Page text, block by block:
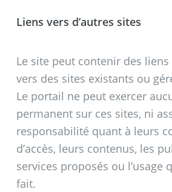
Liens vers d’autres sites
Le site peut contenir des
vers des sites existants ou
Le portail ne peut exercer
permanent sur ces sites, ni
responsabilité quant à leurs
d’accès, leurs contenus, les
services proposés ou l’usage
fait.